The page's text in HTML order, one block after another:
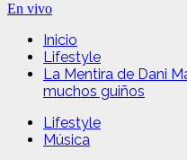
En vivo
Inicio
Lifestyle
La Mentira de Dani
muchos guiños
Lifestyle
Música